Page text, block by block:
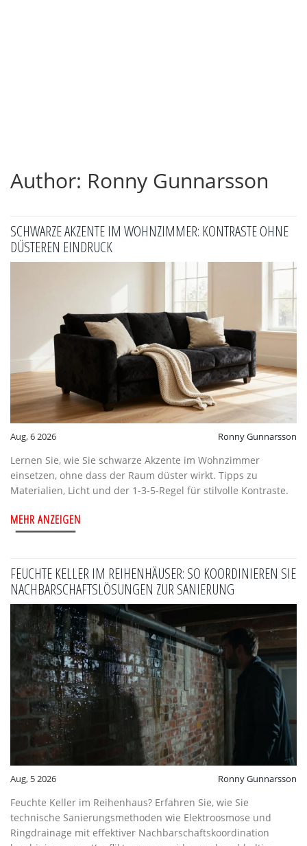
Author: Ronny Gunnarsson
SCHWARZE AKZENTE IM WOHNZIMMER: KONTRASTE OHNE
DÜSTEREN EINDRUCK
Aug, 6 2026 Ronny Gunnarsson
Lernen Sie, wie Sie schwarze Akzente im Wohnzimmer
einsetzen, ohne dass der Raum düster wirkt. Tipps zu
Materialien, Licht und der 1-3-5-Regel für stilvolle Kontraste.
MEHR ANZEIGEN
FEUCHTE KELLER IM REIHENHÄUSER: SO KOORDINIEREN SIE
NACHBARSCHAFTSLÖSUNGEN ZUR SANIERUNG
Aug, 5 2026 Ronny Gunnarsson
Feuchte Keller im Reihenhaus? Erfahren Sie, wie Sie
technische Sanierungsmethoden wie Elektroosmose und
Ringdrainage mit effektiver Nachbarschaftskoordination